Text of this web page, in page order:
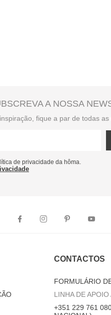
A NOSSA
fique a par de todas
de privacidade da hôma.
CONTACTOS
FORMULÁRIO
LINHA DE
+351 229 761